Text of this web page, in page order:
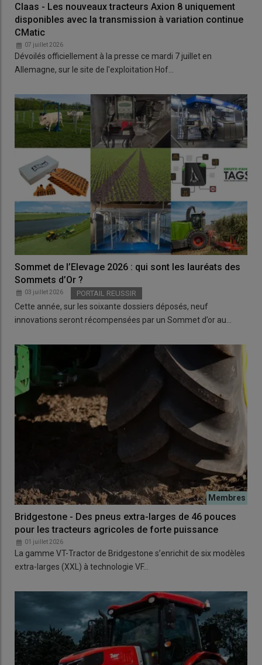
Claas - Les nouveaux tracteurs Axion 8 uniquement
disponibles avec la transmission à variation continue
CMatic
07 juillet 2026
Dévoilés officiellement à la presse ce mardi 7 juillet en
Allemagne, sur le site de l'exploitation Hof…
Sommet de l’Elevage 2026 : qui sont les lauréats des
Sommets d’Or ?
03 juillet 2026 PORTAIL REUSSIR
Cette année, sur les soixante dossiers déposés, neuf
innovations seront récompensées par un Sommet d’or au…
Bridgestone - Des pneus extra-larges de 46 pouces
pour les tracteurs agricoles de forte puissance
01 juillet 2026
La gamme VT-Tractor de Bridgestone s’enrichit de six modèles
extra-larges (XXL) à technologie VF…